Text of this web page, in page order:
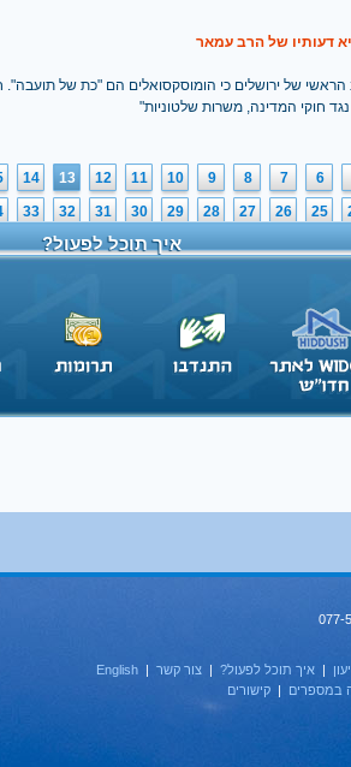
דעותיו של הרב עמאר
הראשי של ירושלים כי הומוסקסואלים הם "כת של
חוקי המדינה, משרות שלטוניות"
6
7
8
9
10
11
12
13
14
25
26
27
28
29
30
31
32
33
איך תוכל לפעול?
| איך תוכל לפעול? | צור קשר |
English
במספרים | קישורים